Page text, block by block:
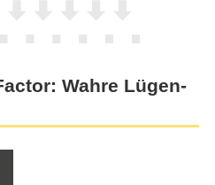
Wahre Lügen-